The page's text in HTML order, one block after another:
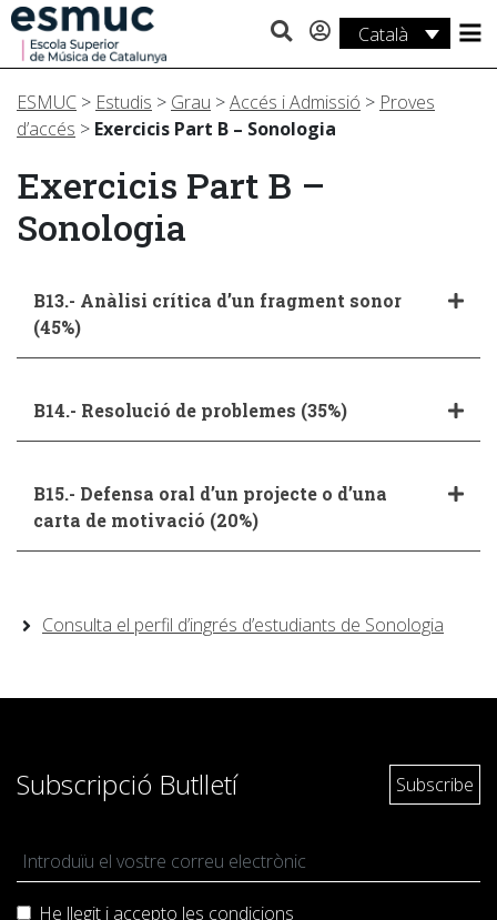
Català
Estudis
Recerca
Activitats
ESMUC > Estudis > Grau >Accés i Admissió > Proves
d’accés > Exercicis Part B – Sonologia
Exercicis Part B –
Sonologia
B13.- Anàlisi crítica d’un fragment sonor
(45%)
B14.- Resolució de problemes (35%)
B15.- Defensa oral d’un projecte o d’una
carta de motivació (20%)
Consulta el perfil d’ingrés d’estudiants de Sonologia
Subscripció Butlletí
He llegit i accepto les condicions